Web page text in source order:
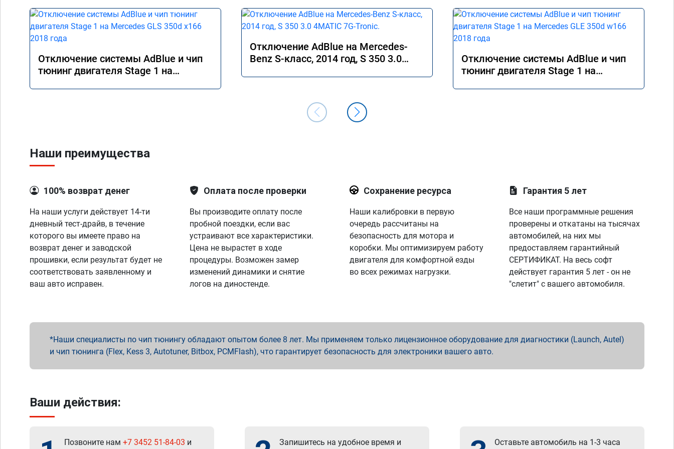
Отключение системы AdBlue и чип
тюнинг двигателя Stage 1 на
Отключение AdBlue на Mercedes-
Benz S-класс, 2014 год, S 350 3.0
Отключение системы AdBlue и чип
тюнинг двигателя Stage 1 на
Наши преимущества
100% возврат денег
На наши услуги действует 14-ти
дневный тест-драйв, в течение
которого вы имеете право на
возврат денег и заводской
прошивки, если результат будет не
соответствовать заявленному и
ваш авто исправен.
Оплата после проверки
Вы производите оплату после
пробной поездки, если вас
устраивают все характеристики.
Цена не вырастет в ходе
процедуры. Возможен замер
изменений динамики и снятие
логов на диностенде.
Сохранение ресурса
Наши калибровки в первую
очередь рассчитаны на
безопасность для мотора и
коробки. Мы оптимизируем работу
двигателя для комфортной езды
во всех режимах нагрузки.
Гарантия 5 лет
Все наши программные решения
проверены и откатаны на тысячах
автомобилей, на них мы
предоставляем гарантийный
СЕРТИФИКАТ. На весь софт
действует гарантия 5 лет - он не
"слетит" с вашего автомобиля.
Наши специалисты по чип тюнингу обладают опытом более 8 лет. Мы применяем только лицензионное оборудование для диагностики (Launch, Autel)
и чип тюнинга (Flex, Kess 3, Autotuner, Bitbox, PCMFlash), что гарантирует безопасность для электроники вашего авто.
Ваши действия:
Позвоните нам +7 3452 51-84-03 и Запишитесь на удобное время и Оставьте автомобиль на 1-3 часа